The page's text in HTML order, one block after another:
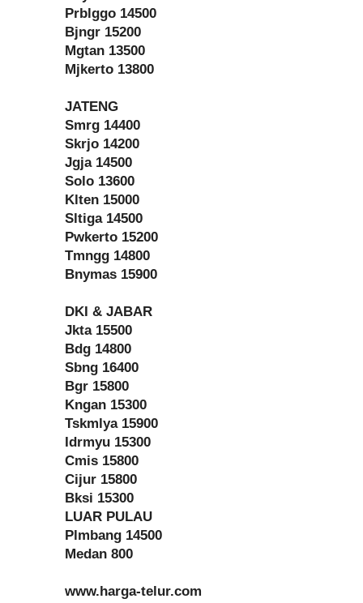
Prblggo 14500
Bjngr 15200
Mgtan 13500
Mjkerto 13800
JATENG
Smrg 14400
Skrjo 14200
Jgja 14500
Solo 13600
Klten 15000
Sltiga 14500
Pwkerto 15200
Tmngg 14800
Bnymas 15900
DKI & JABAR
Jkta 15500
Bdg 14800
Sbng 16400
Bgr 15800
Kngan 15300
Tskmlya 15900
Idrmyu 15300
Cmis 15800
Cijur 15800
Bksi 15300
LUAR PULAU
Plmbang 14500
Medan 800
www.harga-telur.com